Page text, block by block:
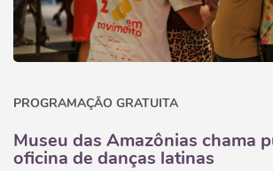
PROGRAMAÇÃO GRATUITA
Museu das Amazônias chama
oficina de danças latinas